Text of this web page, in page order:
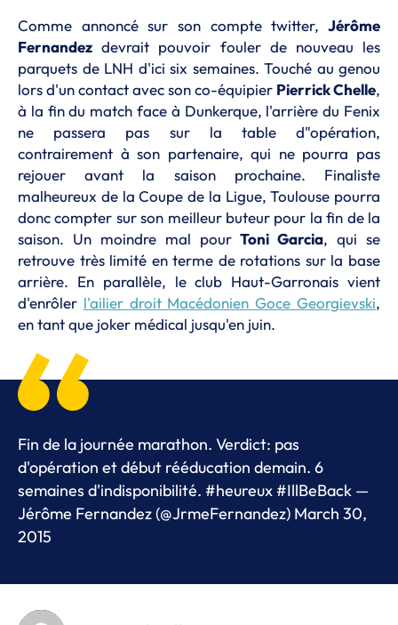
Comme annoncé sur son compte twitter, Jérôme
Fernandez devrait pouvoir fouler de nouveau les
parquets de LNH d'ici six semaines. Touché au genou
lors d'un contact avec son co-équipier Pierrick Chelle,
à la fin du match face à Dunkerque, l'arrière du Fenix
ne passera pas sur la table d"opération,
contrairement à son partenaire, qui ne pourra pas
rejouer avant la saison prochaine. Finaliste
malheureux de la Coupe de la Ligue, Toulouse pourra
donc compter sur son meilleur buteur pour la fin de la
saison. Un moindre mal pourToni Garcia, qui se
retrouve très limité en terme de rotations sur la base
arrière. En parallèle, le club Haut-Garronais vient
d'enrôler l'ailier droit Macédonien Goce Georgievski,
en tant que joker médical jusqu'en juin.
Fin de la journée marathon. Verdict: pas
d'opération et début rééducation demain. 6
semaines d'indisponibilité. #heureux#IllBeBack —
Jérôme Fernandez (@JrmeFernandez) March 30,
2015